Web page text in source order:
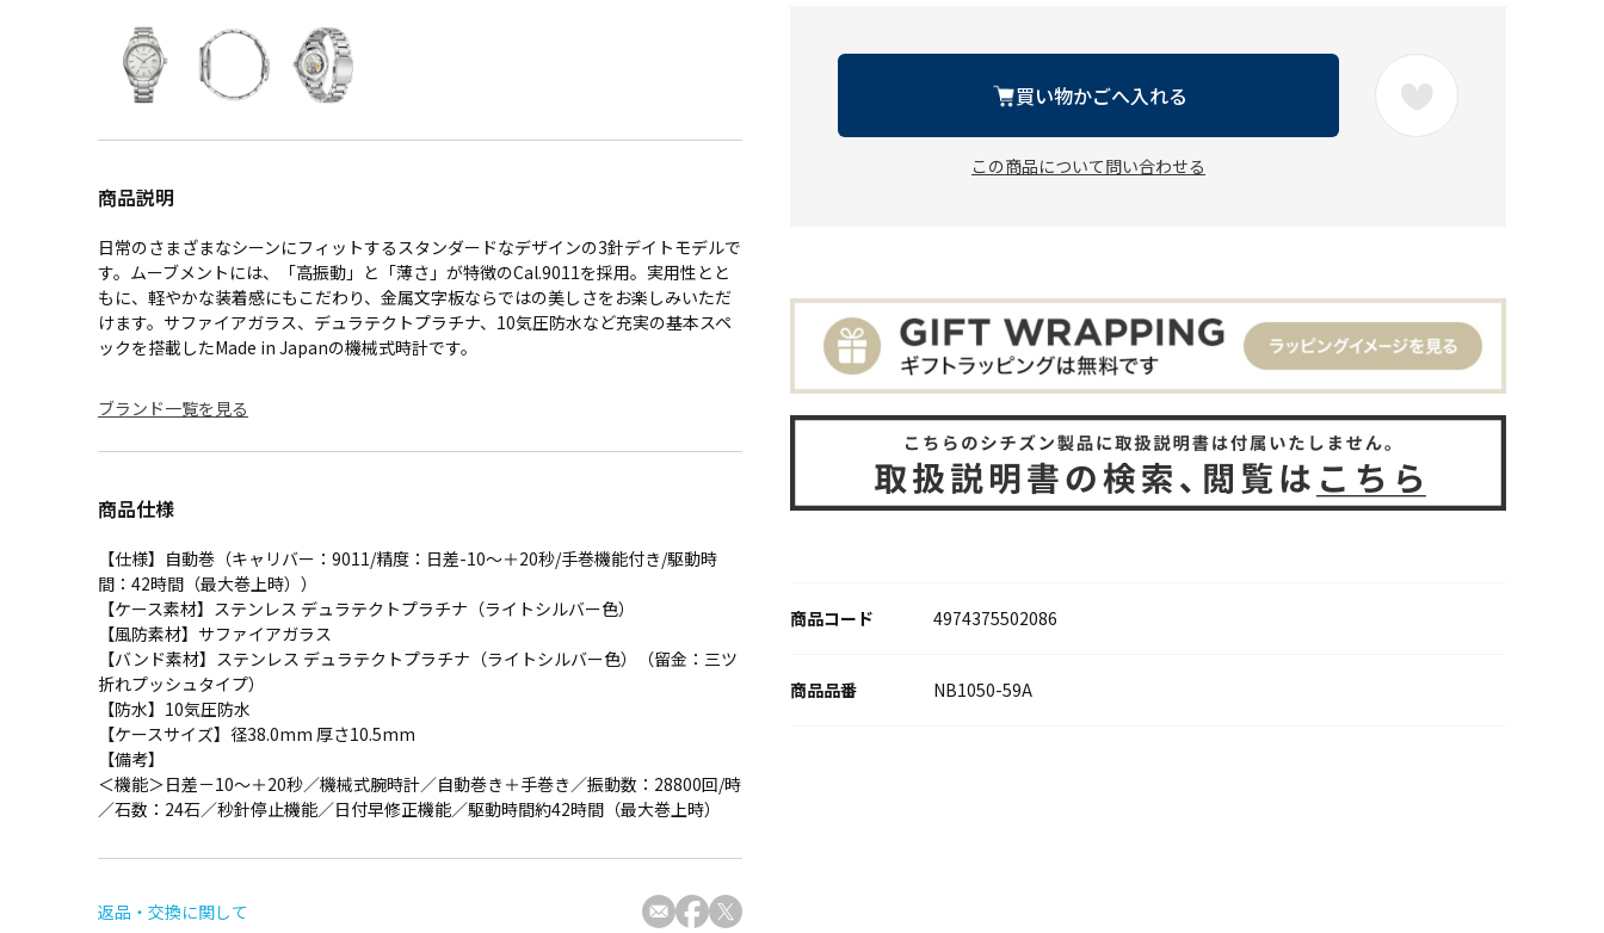
商品説明
日常のさまざまなシーンにフィットするスタンダードなデザインの3針デイトモデルで
す。ムーブメントには、「高振動」と「薄さ」が特徴のCal.9011を採用。実用性とと
もに、軽やかな装着感にもこだわり、金属文字板ならではの美しさをお楽しみいただ
けます。サファイアガラス、デュラテクトプラチナ、10気圧防水など充実の基本スペ
ックを搭載したMade in Japanの機械式時計です。
ブランド一覧を見る
商品仕様
【仕様】自動巻（キャリバー：9011/精度：日差-10～＋20秒/手巻機能付き/駆動時
間：42時間（最大巻上時））
【ケース素材】ステンレス デュラテクトプラチナ（ライトシルバー色）
【風防素材】サファイアガラス
【バンド素材】ステンレス デュラテクトプラチナ（ライトシルバー色）（留金：三ツ
折れプッシュタイプ）
【防水】10気圧防水
【ケースサイズ】径38.0mm 厚さ10.5mm
【備考】
＜機能＞日差－10～＋20秒／機械式腕時計／自動巻き＋手巻き／振動数：28800回/時
／石数：24石／秒針停止機能／日付早修正機能／駆動時間約42時間（最大巻上時）
返品・交換に関して
商品コード 4974375502086
NB1050-59A
買い物かごへ入れる
この商品について問い合わせる